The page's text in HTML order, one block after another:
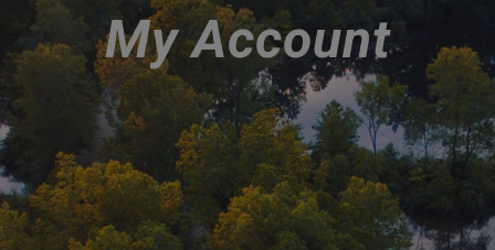
My Account